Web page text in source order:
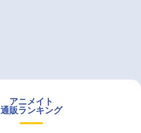
アニメイト
通販ランキング